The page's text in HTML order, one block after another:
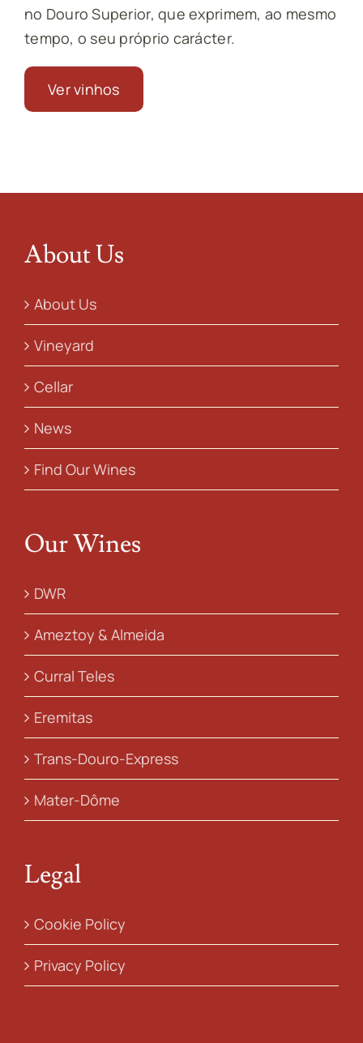
no Douro Superior, que exprimem, ao mesmo
tempo, o seu próprio carácter.
Ver vinhos
About Us
About Us
Vineyard
Cellar
News
Find Our Wines
Our Wines
DWR
Ameztoy & Almeida
Curral Teles
Eremitas
Trans-Douro-Express
Mater-Dôme
Legal
Cookie Policy
Privacy Policy